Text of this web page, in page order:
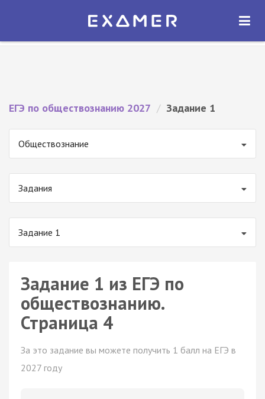
Экзамер — ЕГЭ 2027
ОТКРЫТЬ
ЕГЭ по обществознанию 2027 / Задание 1
Обществознание
Задания
Задание 1
Задание 1 из ЕГЭ по
обществознанию.
Страница 4
За это задание вы можете получить 1 балл на ЕГЭ в
2027 году